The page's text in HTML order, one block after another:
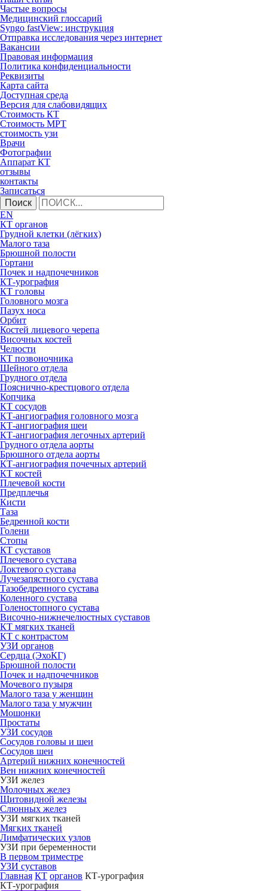
Частые вопросы
Медицинский глоссарий
Syngo fastView: инструкция
Отправка исследования через интернет
Вакансии
Правовая информация
Политика конфиденциальности
Реквизиты
Карта сайта
Доступная среда
Версия для слабовидящих
Стоимость КТ
Стоимость МРТ
стоимость узи
Врачи
Фотографии
Аппарат КТ
отзывы
контакты
Записаться
Поиск
EN
КТ органов
Грудной клетки (лёгких)
Малого таза
Брюшной полости
Гортани
Почек и надпочечников
КТ-урография
КТ головы
Головного мозга
Пазух носа
Орбит
Костей лицевого черепа
Височных костей
Челюсти
КТ позвоночника
Шейного отдела
Грудного отдела
Пояснично-крестцового отдела
Копчика
КТ сосудов
КТ-ангиография головного мозга
КТ-ангиография шеи
КТ-ангиография легочных артерий
Грудного отдела аорты
Брюшного отдела аорты
КТ-ангиография почечных артерий
КТ костей
Плечевой кости
Предплечья
Кисти
Таза
Бедренной кости
Голени
Стопы
КТ суставов
Плечевого сустава
Локтевого сустава
Лучезапястного сустава
Тазобедренного сустава
Коленного сустава
Голеностопного сустава
Височно-нижнечелюстных суставов
КТ мягких тканей
КТ с контрастом
УЗИ органов
Сердца (ЭхоКГ)
Брюшной полости
Почек и надпочечников
Мочевого пузыря
Малого таза у женщин
Малого таза у мужчин
Мошонки
Простаты
УЗИ сосудов
Сосудов головы и шеи
Сосудов шеи
Артерий нижних конечностей
Вен нижних конечностей
УЗИ желез
Молочных желез
Щитовидной железы
Слюнных желез
УЗИ мягких тканей
Мягких тканей
Лимфатических узлов
УЗИ при беременности
В первом триместре
УЗИ суставов
Главная КТ органов КТ-урография
КТ-урография